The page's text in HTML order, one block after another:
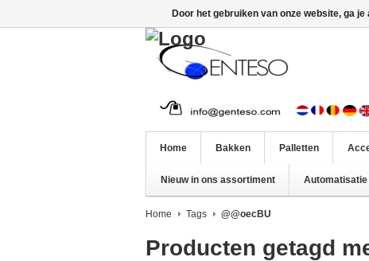
Home Bakken Palletten
Nieuw in ons assortiment
Home Tags @@oecBU
Producten getagd
Door het gebruiken van onze website, ga